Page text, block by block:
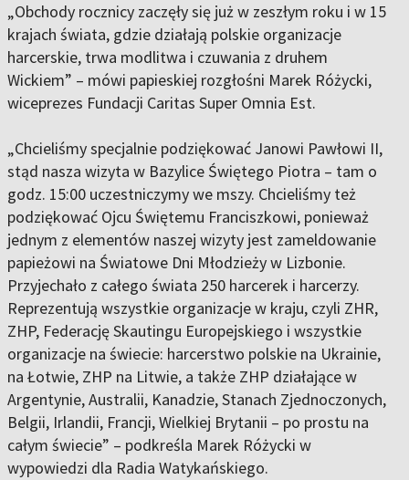
„Obchody rocznicy zaczęły się już w zeszłym roku i w 15
krajach świata, gdzie działają polskie organizacje
harcerskie, trwa modlitwa i czuwania z druhem
Wickiem” – mówi papieskiej rozgłośni Marek Różycki,
wiceprezes Fundacji Caritas Super Omnia Est.
„Chcieliśmy specjalnie podziękować Janowi Pawłowi II,
stąd nasza wizyta w Bazylice Świętego Piotra – tam o
godz. 15:00 uczestniczymy we mszy. Chcieliśmy też
podziękować Ojcu Świętemu Franciszkowi, ponieważ
jednym z elementów naszej wizyty jest zameldowanie
papieżowi na Światowe Dni Młodzieży w Lizbonie.
Przyjechało z całego świata 250 harcerek i harcerzy.
Reprezentują wszystkie organizacje w kraju, czyli ZHR,
ZHP, Federację Skautingu Europejskiego i wszystkie
organizacje na świecie: harcerstwo polskie na Ukrainie,
na Łotwie, ZHP na Litwie, a także ZHP działające w
Argentynie, Australii, Kanadzie, Stanach Zjednoczonych,
Belgii, Irlandii, Francji, Wielkiej Brytanii – po prostu na
całym świecie” – podkreśla Marek Różycki w
wypowiedzi dla Radia Watykańskiego.